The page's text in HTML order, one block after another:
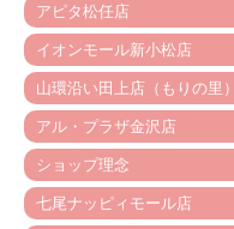
アピタ松任店
イオンモール新小松店
山環沿い田上店（もりの里）
アル・プラザ金沢店
ショップ理念
七尾ナッピィモール店